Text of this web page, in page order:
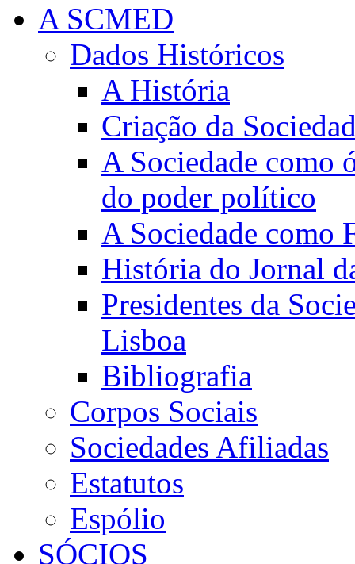
A SCMED
Dados Históricos
A História
Criação da
A Sociedade como
do poder político
A Sociedade como
História do Jornal
Presidentes da
Lisboa
Bibliografia
Corpos Sociais
Sociedades Afiliadas
Estatutos
Espólio
SÓCIOS